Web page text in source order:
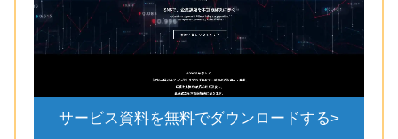
サービス資料を無料でダウンロードする>